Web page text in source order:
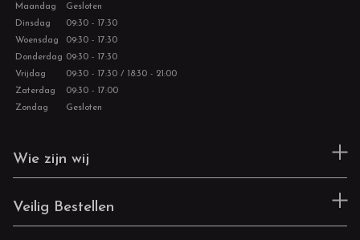
Maandag
Gesloten
Dinsdag
09:30 - 17:30
Woensdag
09:30 - 17:30
Donderdag 09:30 - 17:30
Vrijdag
09:30 - 17:30 / 18:30 - 21:00
Zaterdag
09:30 - 17:00
Zondag
Gesloten
Wie zijn wij
Veilig Bestellen